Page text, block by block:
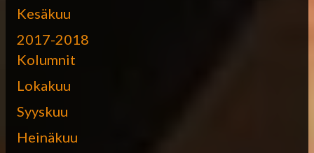
Kesäkuu
2017-2018
Kolumnit
Lokakuu
Syyskuu
Heinäkuu